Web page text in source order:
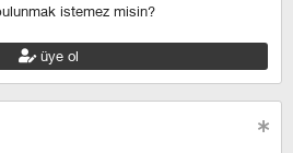
istemez misin?
üye ol